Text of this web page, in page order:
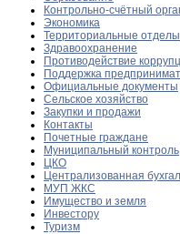
Контрольно-счётный
Экономика
Территориальные отделы
Здравоохранение
Противодействие
Поддержка
Официальные документы
Сельское хозяйство
Закупки и продажи
Контакты
Почетные граждане
Муниципальный контроль
ЦКО
Централизованная
МУП ЖКС
Имущество и земля
Инвестору
Туризм